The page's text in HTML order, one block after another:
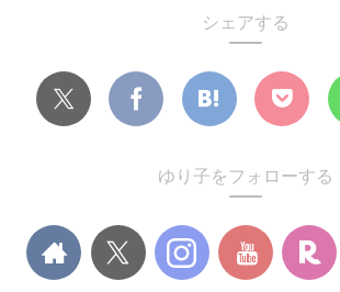
シェアする
ゆり子をフォローする